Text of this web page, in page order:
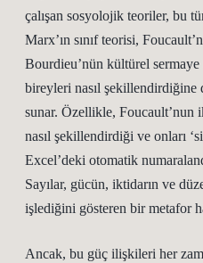
çalışan sosyolojik teoriler, bu
Marx’ın sınıf teorisi,
Bourdieu’nün kültürel sermaye
bireyleri nasıl şekillendirdiğine
sunar. Özellikle,
nasıl şekillendirdiği ve onları
Excel’deki otomatik
Sayılar, gücün, iktidarın ve
işlediğini gösteren bir metafor
Ancak, bu güç ilişkileri her